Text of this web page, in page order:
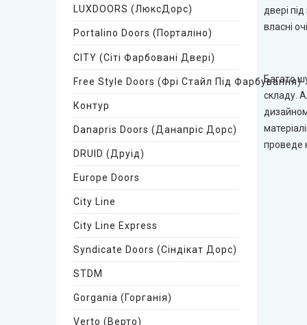
Технічні двері
LUXDOORS (ЛюксДорс)
Portalino Doors (Порталіно)
CITY (Сіті Фарбовані Двері)
Free Style Doors (Фрі Стайл Під Фарбування)
Контур
Danapris Doors (Данапріс Дорс)
DRUID (Друід)
Europe Doors
City Line
City Line Express
Syndicate Doors (Сіндікат Дорс)
STDM
Gorgania (Горганія)
Verto (Верто)
двері
власні очі.
Багато
складу.
проведе